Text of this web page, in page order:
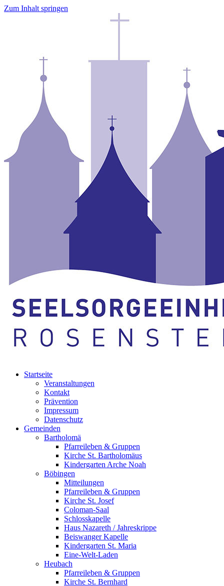
Zum Inhalt springen
Startseite
Veranstaltungen
Kontakt
Prävention
Impressum
Datenschutz
Gemeinden
Bartholomä
Pfarreileben & Gruppen
Kirche St. Bartholomäus
Kindergarten Arche Noah
Böbingen
Mitteilungen
Pfarreileben & Gruppen
Kirche St. Josef
Coloman-Saal
Schlosskapelle
Haus Nazareth / Jahreskrippe
Beiswanger Kapelle
Kindergarten St. Maria
Eine-Welt-Laden
Heubach
Pfarreileben & Gruppen
Kirche St. Bernhard